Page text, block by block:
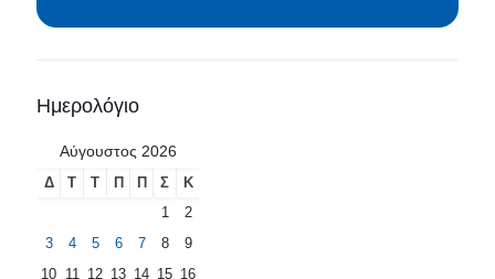
Ημερολόγιο
Αύγουστος 2026
Δ Τ Τ Π Π Σ
Κ
1
2
3
4 5 6 7 8
9
10 11 12 13 14 15 16